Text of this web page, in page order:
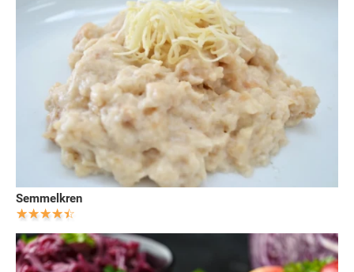
Semmelkren